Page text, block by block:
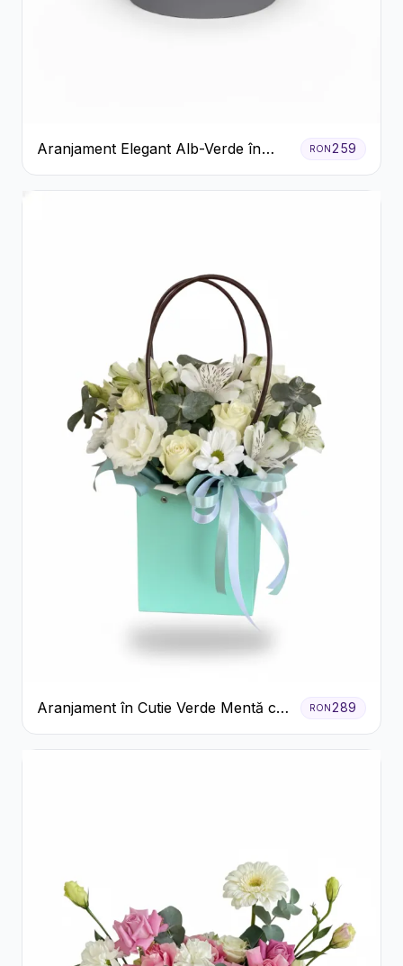
Aranjament Elegant Alb-Verde în
Cutie Gri
RON259
Aranjament în Cutie Verde Mentă cu
Trandafiri și Alstroemeria
RON289